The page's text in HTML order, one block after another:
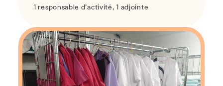
1 responsable d’activité, 1 adjointe